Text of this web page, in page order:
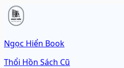
Ngọc Hiển Book
Thổi Hồn Sách Cũ